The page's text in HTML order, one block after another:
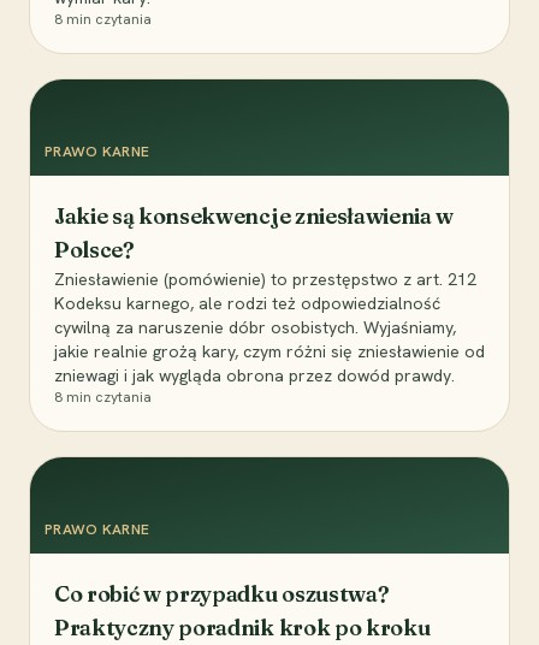
8 min czytania
PRAWO KARNE
Jakie są konsekwencje zniesławienia w
Polsce?
Zniesławienie (pomówienie) to przestępstwo z art. 212
Kodeksu karnego, ale rodzi też odpowiedzialność
cywilną za naruszenie dóbr osobistych. Wyjaśniamy,
jakie realnie grożą kary, czym różni się zniesławienie od
zniewagi i jak wygląda obrona przez dowód prawdy.
8 min czytania
PRAWO KARNE
Co robić w przypadku oszustwa?
Praktyczny poradnik krok po kroku